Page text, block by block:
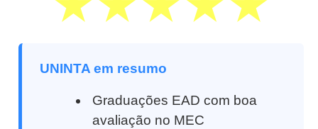
UNINTA em resumo
Graduações EAD com boa
avaliação no MEC